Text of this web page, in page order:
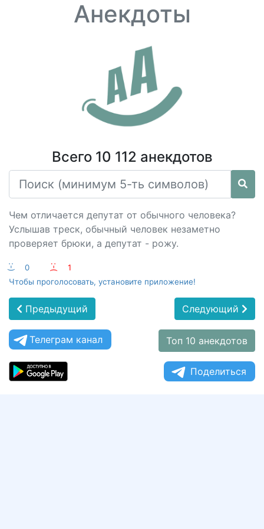
Анекдоты
Всего 10 112 анекдотов
Чем отличается депутат от обычного человека?
Услышав треск, обычный человек незаметно
проверяет брюки, а депутат - рожу.
:-) 0 :-(
1
Чтобы проголосовать, установите приложение!
Предыдущий Следующий
Телеграм канал Топ 10 анекдотов
Поделиться